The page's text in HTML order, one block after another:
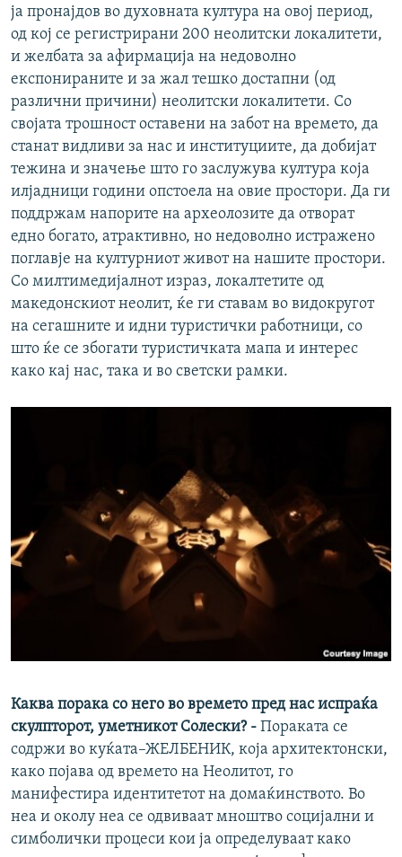
ја пронајдов во духовната култура на овој период,
од кој се регистрирани 200 неолитски локалитети,
и желбата за афирмација на недоволно
експонираните и за жал тешко достапни (од
различни причини) неолитски локалитети. Со
својата трошност оставени на забот на времето, да
станат видливи за нас и институциите, да добијат
тежина и значење што го заслужува култура која
илјадници години опстоела на овие простори. Да ги
поддржам напорите на археолозите да отворат
едно богато, атрактивно, но недоволно истражено
поглавје на културниот живот на нашите простори.
Со милтимедијалнот израз, локалтетите од
македонскиот неолит, ќе ги ставам во видокругот
на сегашните и идни туристички работници, со
што ќе се збогати туристичката мапа и интерес
како кај нас, така и во светски рамки.
Каква порака со него во времето преднасиспраќа
скулпторот, уметникот Солески? - Пораката се
содржи во куќата–ЖЕЛБЕНИК, која архитектонски,
како појава од времето на Неолитот, го
манифестира идентитетот на домаќинството. Во
неа и околу неа се одвиваат мноштво социјални и
симболички процеси кои ја определуваат како